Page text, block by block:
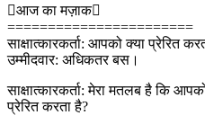
आज का मज़ाक
=======================
साक्षात्कारकर्ता: आपको क्या प्रेरित
उम्मीदवार: अधिकतर बस।
साक्षात्कारकर्ता: मेरा मतलब है कि
प्रेरित करता है?